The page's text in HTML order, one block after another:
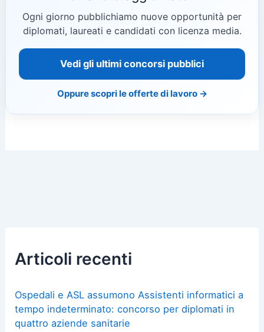
Ogni giorno pubblichiamo nuove opportunità per
diplomati, laureati e candidati con licenza media.
Vedi gli ultimi concorsi pubblici
Oppure scopri le offerte di lavoro →
Articoli recenti
Ospedali e ASL assumono Assistenti informatici a
tempo indeterminato: concorso per diplomati in
quattro aziende sanitarie